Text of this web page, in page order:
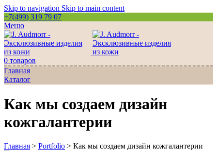
Skip to navigation Skip to main content
+7(499) 319 79 07
Меню
0 товаров
Главная
Каталог
Как мы создаем дизайн
кожгалантерии
Главная > Portfolio > Как мы создаем дизайн кожгалантерии